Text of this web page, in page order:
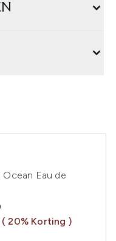
Ocean Eau de
Price:
( 20% Korting )